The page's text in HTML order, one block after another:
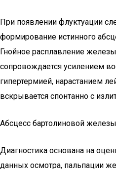
При появлении флуктуации
формирование истинного
Гнойное расплавление
сопровождается усилением
гипертермией, нарастанием
вскрывается спонтанно с
Абсцесс бартолиновой
Диагностика основана на
данных осмотра, пальпации